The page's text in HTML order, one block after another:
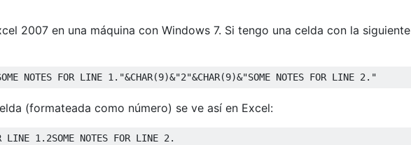
2007 en una máquina con Windows 7. Si tengo una celda con la siguiente
(formateada como número) se ve así en Excel: